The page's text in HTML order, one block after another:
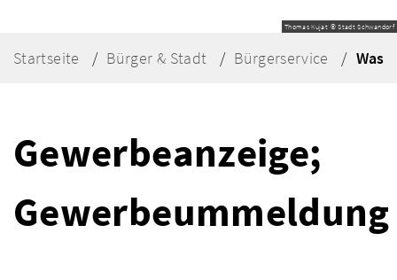
Thomas Kujat © Stadt Schwandorf
Startseite Bürger & Stadt Bürgerservice Was
Gewerbeanzeige;
Gewerbeummeldung